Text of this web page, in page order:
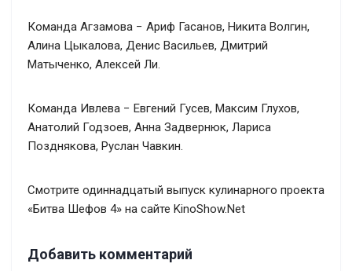
Команда Агзамова − Ариф Гасанов, Никита Волгин,
Алина Цыкалова, Денис Васильев, Дмитрий
Матыченко, Алексей Ли.
Команда Ивлева − Евгений Гусев, Максим Глухов,
Анатолий Годзоев, Анна Задвернюк, Лариса
Позднякова, Руслан Чавкин.
Смотрите одиннадцатый выпуск кулинарного проекта
«Битва Шефов 4» на сайте KinoShow.Net
Добавить комментарий